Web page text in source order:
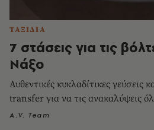
ΤΑΞΙΔΙΑ
7 στάσεις για τις
Νάξο
Αυθεντικές κυκλαδίτικες γεύσεις
transfer για να τις ανακαλύψεις
A.V. Team